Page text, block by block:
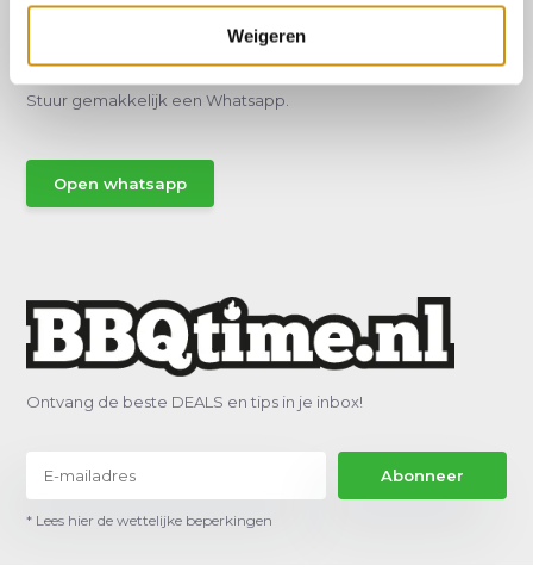
Weigeren
Hulp of advies nodig?
Vraag het een van onze specialisten!
Stuur gemakkelijk een Whatsapp.
Open whatsapp
Ontvang de beste DEALS en tips in je inbox!
Abonneer
* Lees hier de wettelijke beperkingen